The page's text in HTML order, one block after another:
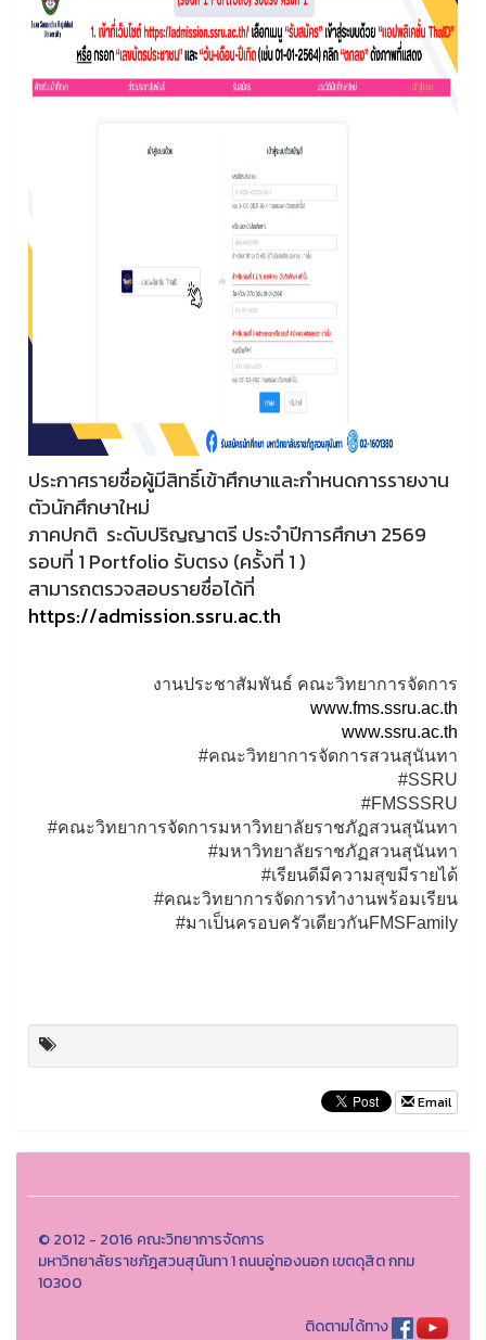
ประกาศรายชื่อผู้มีสิทธิ์เข้าศึกษาและกำหนดการรายงาน
ตัวนักศึกษาใหม่
ภาคปกติ ระดับปริญญาตรี ประจำปีการศึกษา 2569
รอบที่ 1 Portfolio รับตรง (ครั้งที่ 1 )
สามารถตรวจสอบรายชื่อได้ที่
https://admission.ssru.ac.th
งานประชาสัมพันธ์ คณะวิทยาการจัดการ
www.fms.ssru.ac.th
www.ssru.ac.th
#คณะวิทยาการจัดการสวนสุนันทา
#SSRU
#FMSSSRU
#คณะวิทยาการจัดการมหาวิทยาลัยราชภัฏสวนสุนันทา
#มหาวิทยาลัยราชภัฏสวนสุนันทา
#เรียนดีมีความสุขมีรายได้
#คณะวิทยาการจัดการทำงานพร้อมเรียน
#มาเป็นครอบครัวเดียวกันFMSFamily
Email
© 2012 - 2016 คณะวิทยาการจัดการ
มหาวิทยาลัยราชภัฎสวนสุนันทา 1 ถนนอู่ทองนอก เขตดุสิต กทม
10300
ติดตามได้ทาง